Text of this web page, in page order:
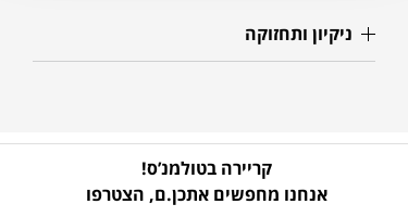
ניקיון ותחזוקה
קריירה בטולמנ’ס!
אנחנו מחפשים אתכן.ם, הצטרפו